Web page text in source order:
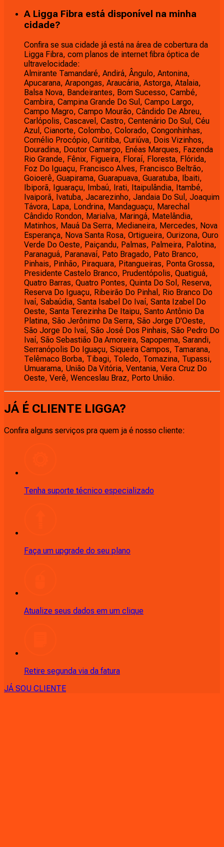
A Ligga Fibra está disponível na minha
cidade?
Confira se sua cidade já está na área de cobertura da
Ligga Fibra, com planos de internet fibra óptica de
ultravelocidade:
Almirante Tamandaré, Andirá, Ângulo, Antonina,
Apucarana, Arapongas, Araucária, Astorga, Atalaia,
Balsa Nova, Bandeirantes, Bom Sucesso, Cambé,
Cambira, Campina Grande Do Sul, Campo Largo,
Campo Magro, Campo Mourão, Cândido De Abreu,
Carlópolis, Cascavel, Castro, Centenário Do Sul, Céu
Azul, Cianorte, Colombo, Colorado, Congonhinhas,
Cornélio Procópio, Curitiba, Curiúva, Dois Vizinhos,
Douradina, Doutor Camargo, Enéas Marques, Fazenda
Rio Grande, Fênix, Figueira, Floraí, Floresta, Flórida,
Foz Do Iguaçu, Francisco Alves, Francisco Beltrão,
Goioerê, Guapirama, Guarapuava, Guaratuba, Ibaiti,
Ibiporã, Iguaraçu, Imbaú, Irati, Itaipulândia, Itambé,
Ivaiporã, Ivatuba, Jacarezinho, Jandaia Do Sul, Joaquim
Távora, Lapa, Londrina, Mandaguaçu, Marechal
Cândido Rondon, Marialva, Maringá, Matelândia,
Matinhos, Mauá Da Serra, Medianeira, Mercedes, Nova
Esperança, Nova Santa Rosa, Ortigueira, Ourizona, Ouro
Verde Do Oeste, Paiçandu, Palmas, Palmeira, Palotina,
Paranaguá, Paranavaí, Pato Bragado, Pato Branco,
Pinhais, Pinhão, Piraquara, Pitangueiras, Ponta Grossa,
Presidente Castelo Branco, Prudentópolis, Quatiguá,
Quatro Barras, Quatro Pontes, Quinta Do Sol, Reserva,
Reserva Do Iguaçu, Ribeirão Do Pinhal, Rio Branco Do
Ivaí, Sabaúdia, Santa Isabel Do Ivaí, Santa Izabel Do
Oeste, Santa Terezinha De Itaipu, Santo Antônio Da
Platina, São Jerônimo Da Serra, São Jorge D'Oeste,
São Jorge Do Ivaí, São José Dos Pinhais, São Pedro Do
Ivaí, São Sebastião Da Amoreira, Sapopema, Sarandi,
Serranópolis Do Iguaçu, Siqueira Campos, Tamarana,
Telêmaco Borba, Tibagi, Toledo, Tomazina, Tupassi,
Umuarama, União Da Vitória, Ventania, Vera Cruz Do
Oeste, Verê, Wenceslau Braz, Porto União.
JÁ É CLIENTE LIGGA?
Confira alguns serviços pra quem ja é nosso cliente:
Tenha suporte técnico especializado
Faça um upgrade do seu plano
Atualize seus dados em um clique
Retire segunda via da fatura
JÁ SOU CLIENTE